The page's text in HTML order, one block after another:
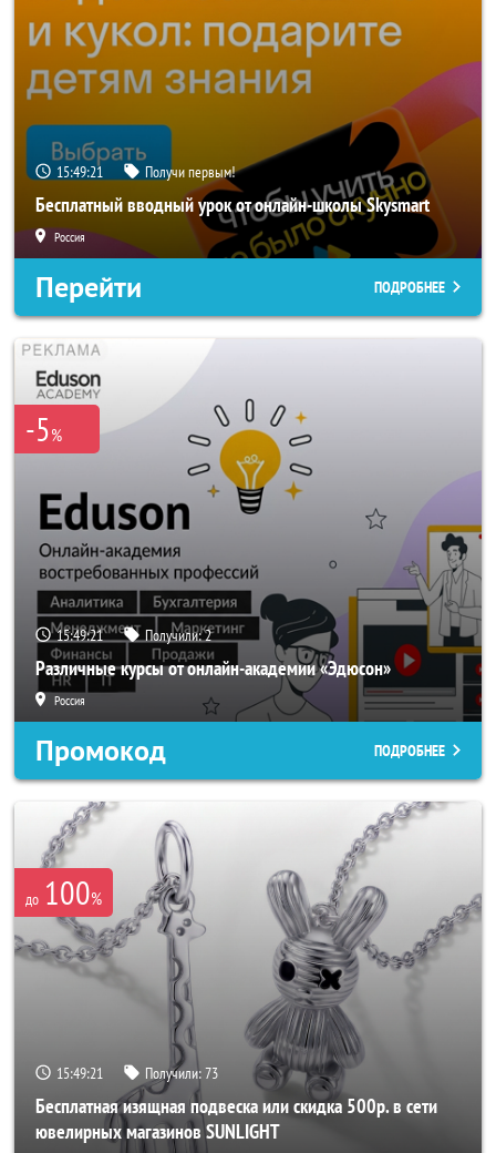
15:49:19 Получи первым!
Бесплатный вводный урок от онлайн-школы Skysmart
Россия
Перейти ПОДРОБНЕЕ
-5%
15:49:19 Получили:2
Различные курсы от онлайн-академии «Эдюсон»
Россия
Промокод ПОДРОБНЕЕ
до 100%
15:49:19 Получили:73
Бесплатная изящная подвеска или скидка 500р. в сети
ювелирных магазинов SUNLIGHT